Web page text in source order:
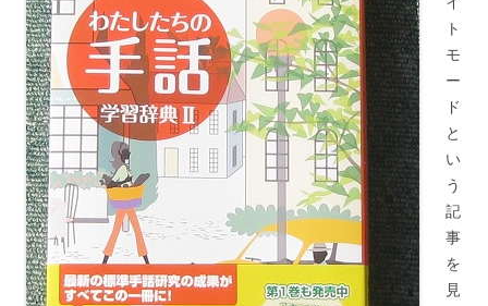
ト
モ
ー
ド
と
い
う
記
事
を
見